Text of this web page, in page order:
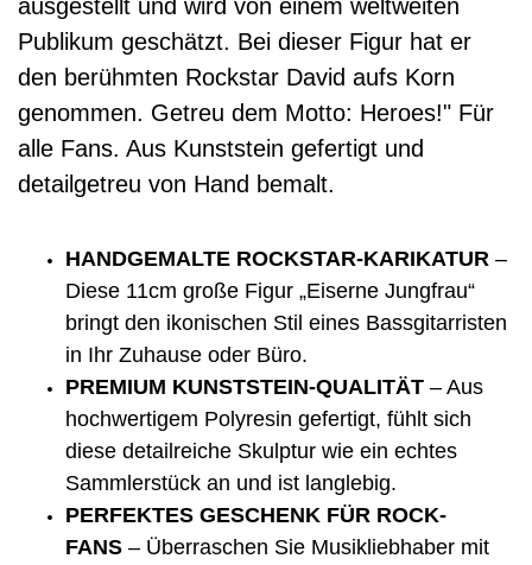
ausgestellt und wird von einem weltweiten
Publikum geschätzt. Bei dieser Figur hat er
den berühmten Rockstar David aufs Korn
genommen. Getreu dem Motto: Heroes!" Für
alle Fans. Aus Kunststein gefertigt und
detailgetreu von Hand bemalt.
HANDGEMALTE ROCKSTAR-KARIKATUR –
Diese 11cm große Figur „Eiserne Jungfrau“
bringt den ikonischen Stil eines Bassgitarristen
in Ihr Zuhause oder Büro.
PREMIUM KUNSTSTEIN-QUALITÄT – Aus
hochwertigem Polyresin gefertigt, fühlt sich
diese detailreiche Skulptur wie ein echtes
Sammlerstück an und ist langlebig.
PERFEKTES GESCHENK FÜR ROCK-
FANS – Überraschen Sie Musikliebhaber mit